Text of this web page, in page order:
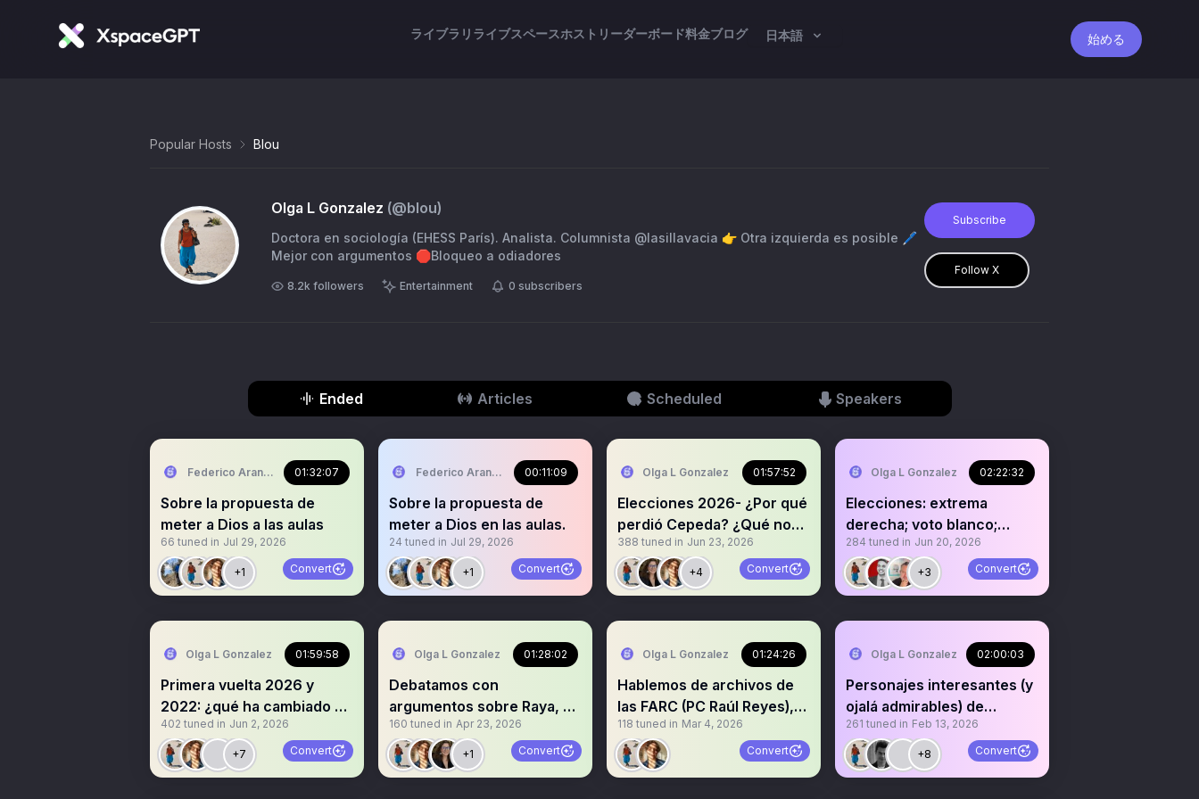
ライブラリ ライブスペースホスト リーダーボード料金ブログ 日本語 始める
Popular Hosts Blou
Olga L Gonzalez (@blou)
Doctora en sociología (EHESS París). Analista. Columnista @lasillavacia 👉 Otra izquierda es posible 🖊️
Mejor con argumentos 🛑Bloqueo a odiadores
8.2k followers Entertainment 0 subscribers
Subscribe
Follow X
Ended Articles Scheduled Speakers
Federico Arango Cammaert
01:32:07
Sobre la propuesta de
meter a Dios a las aulas
66 tuned in Jul 29, 2026
+1 Convert
Federico Arango Cammaert
00:11:09
Sobre la propuesta de
meter a Dios en las aulas.
24 tuned in Jul 29, 2026
+1 Convert
Olga L Gonzalez 01:57:52
Elecciones 2026- ¿Por qué
perdió Cepeda? ¿Qué nos
espera con ADLE?, et
388 tuned in Jun 23, 2026
+4 Convert
Olga L Gonzalez 02:22:32
Elecciones: extrema
derecha; voto blanco;
"fraude", etc
284 tuned in Jun 20, 2026
+3 Convert
Olga L Gonzalez 01:59:58
Primera vuelta 2026 y
2022: ¿qué ha cambiado en
Colombia?
402 tuned in Jun 2, 2026
+7 Convert
Olga L Gonzalez 01:28:02
Debatamos con
argumentos sobre Raya, La
Silla Vacía, Bermúdez, etc
160 tuned in Apr 23, 2026
+1 Convert
Olga L Gonzalez 01:24:26
Hablemos de archivos de
las FARC (PC Raúl Reyes),
fuentes, contexto
118 tuned in Mar 4, 2026
Convert
Olga L Gonzalez 02:00:03
Personajes interesantes (y
ojalá admirables) de
nuestra historia
261 tuned in Feb 13, 2026
+8 Convert